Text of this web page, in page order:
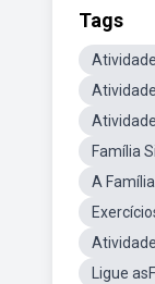
Tags
Família
A
Ligue